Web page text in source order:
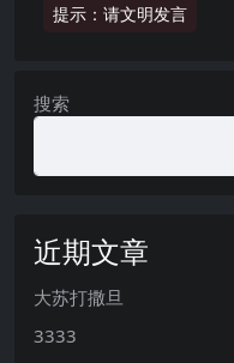
提示：请文明发言
搜索
近期文章
大苏打撒旦
3333